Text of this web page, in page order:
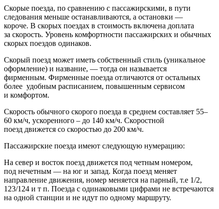
Скорые поезда, по сравнению с пассажирскими, в пути
следования меньше останавливаются, а остановки —
короче. В скорых поездах в стоимость включена доплата
за скорость. Уровень комфортности пассажирских и обычных
скорых поездов одинаков.
Скорый поезд может иметь собственный стиль (уникальное
оформление) и название, — тогда он называется
фирменным. Фирменные поезда отличаются от остальных
более удобным расписанием, повышенным сервисом
и комфортом.
Скорость обычного скорого поезда в среднем составляет 55–
60 км/ч, ускоренного – до 140 км/ч. Скоростной
поезд движется со скоростью до 200 км/ч.
Пассажирские поезда имеют следующую нумерацию:
На север и восток поезд движется под четным номером,
под нечетным — на юг и запад. Когда поезд меняет
направление движения, номер меняется на парный, т.е 1/2,
123/124 и т п. Поезда с одинаковыми цифрами не встречаются
на одной станции и не идут по одному маршруту.